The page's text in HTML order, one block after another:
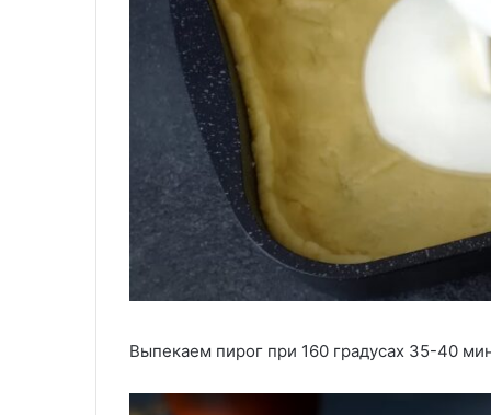
Выпекаем пирог при 160 градусах 35-40